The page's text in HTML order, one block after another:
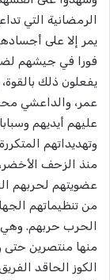
الرمضانية التي
يمر إلا على
فورا في جيشهم
يفعلون ذلك
عمر، والداعشي
عليهم أيديهم
وتهديداتهم
منذ الزحف
عضويتهم لحربهم
من تنظيماتهم
الحرب حربهم.
منها منتصرين حتى
الكوز الحاقد